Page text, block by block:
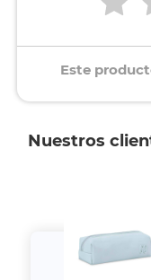
Este
Nuestros